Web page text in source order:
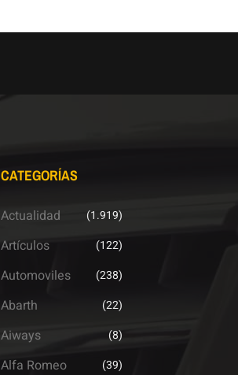
CATEGORÍAS
Actualidad (1.919)
Artículos (122)
Automoviles (238)
Abarth (22)
Aiways (8)
Alfa Romeo (39)